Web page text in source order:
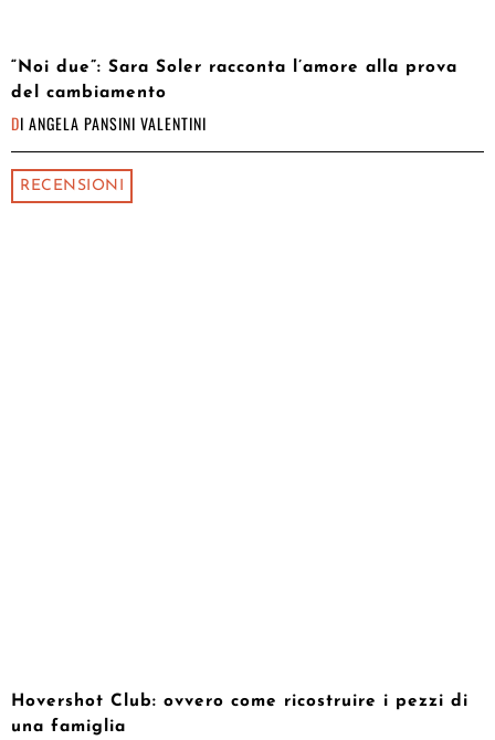
“Noi due”: Sara Soler racconta l’amore alla prova
del cambiamento
DI ANGELA PANSINI VALENTINI
RECENSIONI
Hovershot Club: ovvero come ricostruire i pezzi di
una famiglia